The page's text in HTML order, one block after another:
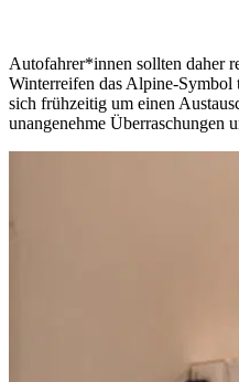
Autofahrer*innen sollten daher
Winterreifen das Alpine-Symbol
sich frühzeitig um einen
unangenehme Überraschungen